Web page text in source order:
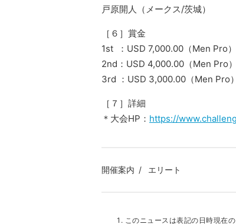
戸原開人（メークス/茨城）
［６］賞金
1st ：USD 7,000.00（Men Pro
2nd：USD 4,000.00（Men Pro
3rd ：USD 3,000.00（Men Pro
［７］詳細
＊大会HP： https://
開催案内 エリート
このニュースは表記の日時現在